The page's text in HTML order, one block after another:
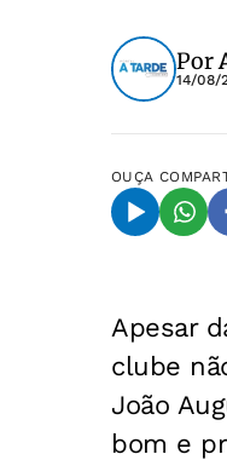
Por
14/08/
OUÇA
Apesar
clube
João
bom e